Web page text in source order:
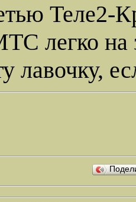
Теле2-
легко на
лавочку,